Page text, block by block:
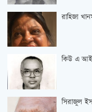
রাহিজা
কিউ এ আই
সিরাজুল